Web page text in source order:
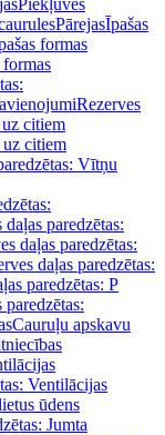
Piekļuves
PārejasĪpašas
formas
formas
Rezerves
uz citiem
uz citiem
Vītņu
daļas paredzētas:
daļas paredzētas:
daļas paredzētas:
paredzētas: P
paredzētas:
Cauruļu apskavu
Ventilācijas
ūdens
Jumta